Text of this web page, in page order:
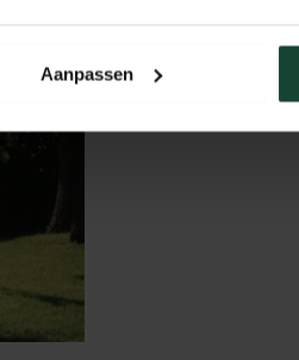
Aanpassen